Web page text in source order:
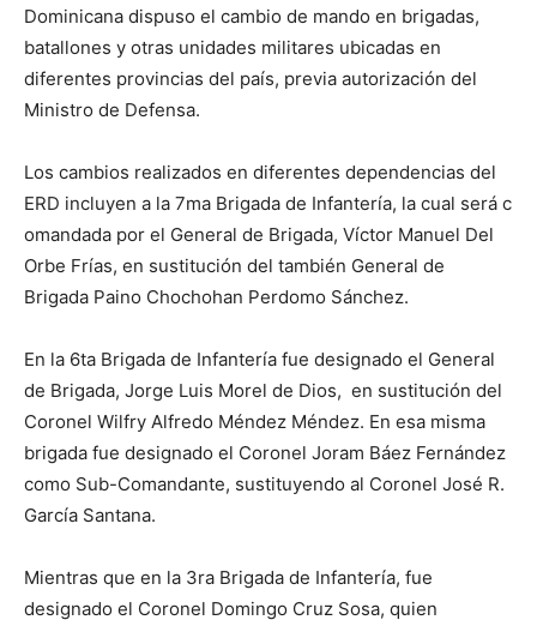
Dominicana dispuso el cambio de mando en brigadas,
batallones y otras unidades militares ubicadas en
diferentes provincias del país, previa autorización del
Ministro de Defensa.
Los cambios realizados en diferentes dependencias del
ERD incluyen a la 7ma Brigada de Infantería, la cual será c
omandada por el General de Brigada, Víctor Manuel Del
Orbe Frías, en sustitución del también General de
Brigada Paino Chochohan Perdomo Sánchez.
En la 6ta Brigada de Infantería fue designado el General
de Brigada, Jorge Luis Morel de Dios, en sustitución del
Coronel Wilfry Alfredo Méndez Méndez. En esa misma
brigada fue designado el Coronel Joram Báez Fernández
como Sub-Comandante, sustituyendo al Coronel José R.
García Santana.
Mientras que en la 3ra Brigada de Infantería, fue
designado el Coronel Domingo Cruz Sosa, quien